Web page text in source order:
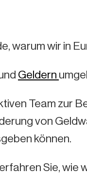
warum wir in
Geldern
Team zur
von
können.
Sie, wie